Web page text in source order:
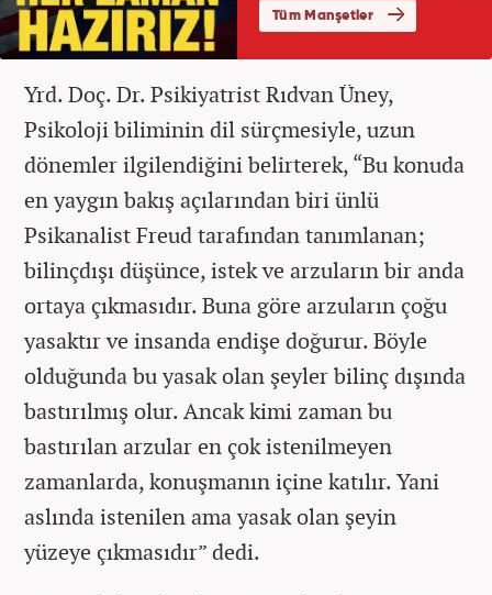
Yrd. Doç. Dr. Psikiyatrist Rıdvan Üney,
Psikoloji biliminin dil sürçmesiyle, uzun
dönemler ilgilendiğini belirterek, “Bu konuda
en yaygın bakış açılarından biri ünlü
Psikanalist Freud tarafından tanımlanan;
bilinçdışı düşünce, istek ve arzuların bir anda
ortaya çıkmasıdır. Buna göre arzuların çoğu
yasaktır ve insanda endişe doğurur. Böyle
olduğunda bu yasak olan şeyler bilinç dışında
bastırılmış olur. Ancak kimi zaman bu
bastırılan arzular en çok istenilmeyen
zamanlarda, konuşmanın içine katılır. Yani
aslında istenilen ama yasak olan şeyin
yüzeye çıkmasıdır” dedi.